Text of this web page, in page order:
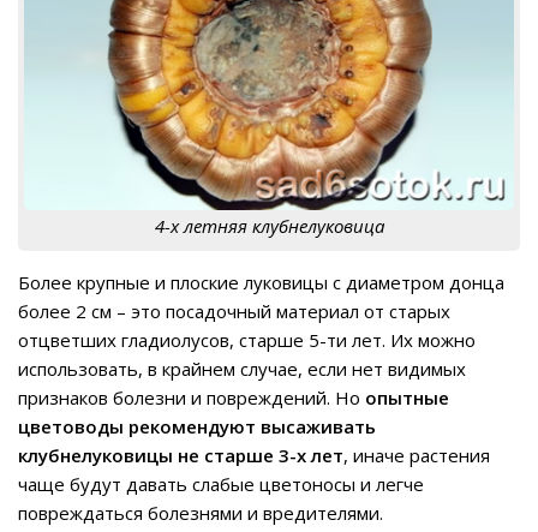
4-х летняя клубнелуковица
Более крупные и плоские луковицы с диаметром донца
более 2 см – это посадочный материал от старых
отцветших гладиолусов, старше 5-ти лет. Их можно
использовать, в крайнем случае, если нет видимых
признаков болезни и повреждений. Но опытные
цветоводы рекомендуют высаживать
клубнелуковицы не старше 3-х лет, иначе растения
чаще будут давать слабые цветоносы и легче
повреждаться болезнями и вредителями.